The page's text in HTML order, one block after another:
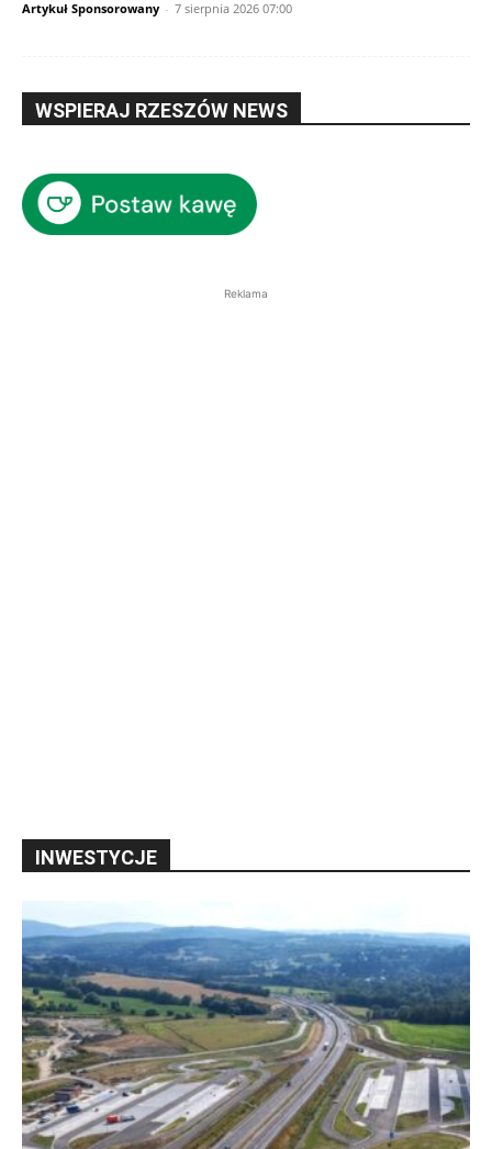
Artykuł Sponsorowany - 7 sierpnia 2026 07:00
WSPIERAJ RZESZÓW NEWS
Reklama
INWESTYCJE